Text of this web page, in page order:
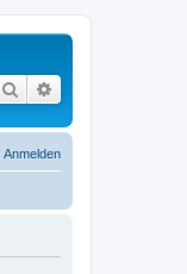
Suche
Anmelden